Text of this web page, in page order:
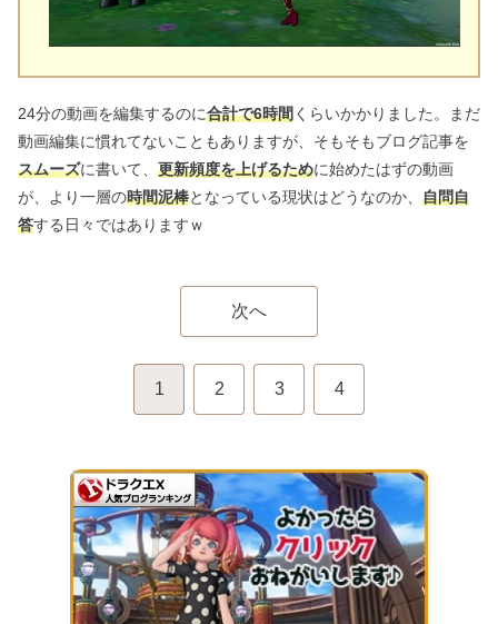
24分の動画を編集するのに合計で6時間くらいかかりました。まだ
動画編集に慣れてないこともありますが、そもそもブログ記事を
スムーズに書いて、 更新頻度を上げるために始めたはずの動画
が、より一層の時間泥棒となっている現状はどうなのか、 自問自
答する日々ではありますｗ
次へ
1 2 3 4